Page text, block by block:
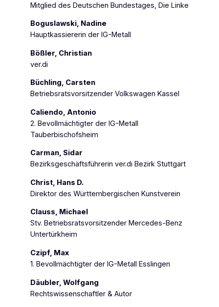
Mitglied des Deutschen Bundestages, Die Linke
Boguslawski, Nadine
Hauptkassiererin der IG-Metall
Bößler, Christian
ver.di
Büchling, Carsten
Betriebsratsvorsitzender Volkswagen Kassel
Caliendo, Antonio
2. Bevollmächtigter der IG-Metall
Tauberbischofsheim
Carman, Sidar
Bezirksgeschäftsführerin ver.di Bezirk Stuttgart
Christ, Hans D.
Direktor des Württembergischen Kunstverein
Clauss, Michael
Stv. Betriebsratsvorsitzender Mercedes-Benz
Untertürkheim
Czipf, Max
1. Bevollmächtigter der IG-Metall Esslingen
Däubler, Wolfgang
Rechtswissenschaftler & Autor